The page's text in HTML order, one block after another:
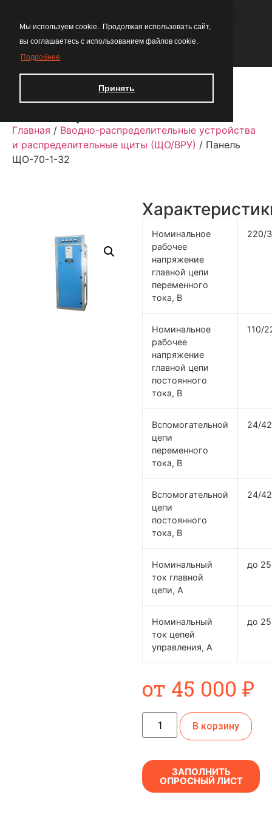
Мы используем cookie.. Продолжая использовать сайт,
вы соглашаетесь с использованием файлов cookie.
Подробнее
Принять
Главная / Вводно-распределительные устройства
и распределительные щиты (ЩО/ВРУ) / Панель
ЩО-70-1-32
Номинальное
рабочее
напряжение
главной цепи
переменного
тока, В
220/
Номинальное
рабочее
напряжение
главной цепи
постоянного
тока, В
110/
Вспомогательной
цепи
переменного
тока, В
24/
Вспомогательной
цепи
постоянного
тока, В
24/
Номинальный
ток главной
цепи, А
до
Номинальный
ток цепей
управления, А
до 25
от 45 000 ₽
В корзину
ЗАПОЛНИТЬ
ОПРОСНЫЙ ЛИСТ